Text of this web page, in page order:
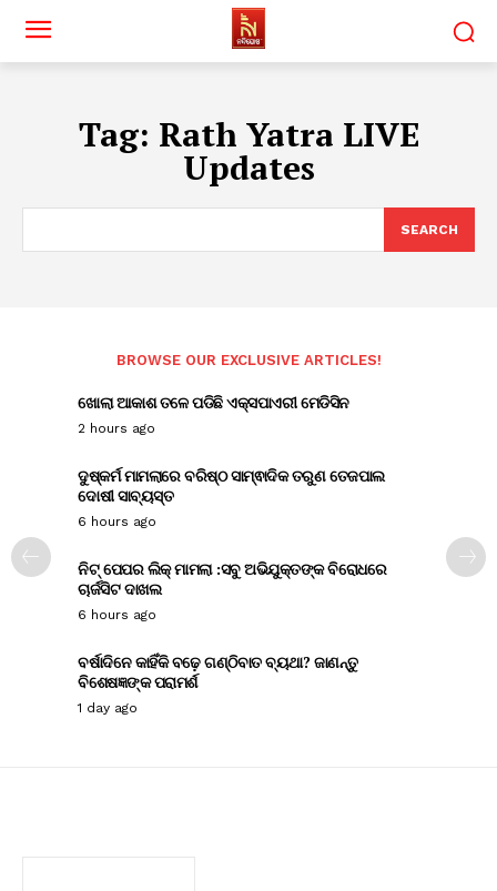
Tag: Rath Yatra LIVE
Updates
SEARCH
BROWSE OUR EXCLUSIVE ARTICLES!
ଖୋଲା ଆକାଶ ତଳେ ପଡିଛି ଏକ୍ସପାଏରୀ ମେଡିସିନ
2 hours ago
ଦୁଷ୍କର୍ମ ମାମଲାରେ ବରିଷ୍ଠ ସାମ୍ଵାଦିକ ତରୁଣ ତେଜପାଲ
ଦୋଷୀ ସାବ୍ୟସ୍ତ
6 hours ago
ନିଟ୍ ପେପର ଲିକ୍ ମାମଲା :ସବୁ ଅଭିଯୁକ୍ତଙ୍କ ବିରୋଧରେ
ଚାର୍ଜସିଟ ଦାଖଲ
6 hours ago
ବର୍ଷାଦିନେ କାହିଁକି ବଢ଼େ ଗଣ୍ଠିବାତ ବ୍ୟଥା? ଜାଣନ୍ତୁ
ବିଶେଷଜ୍ଞଙ୍କ ପରାମର୍ଶ
1 day ago